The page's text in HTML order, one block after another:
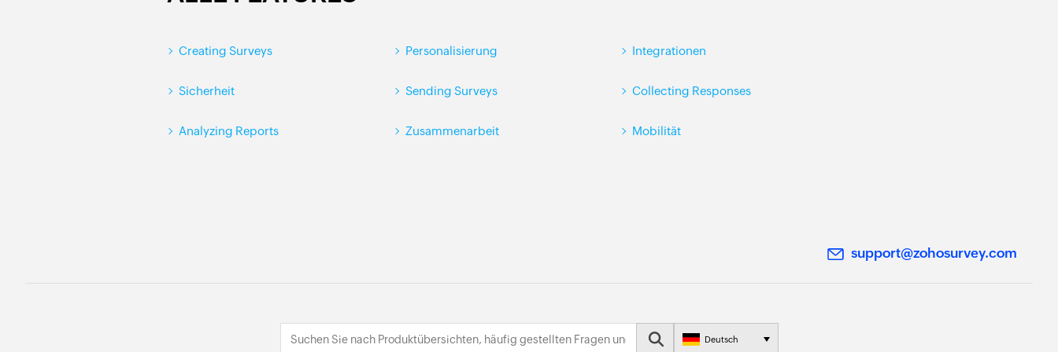
Creating Surveys Personalisierung Integrationen
Sicherheit Sending Surveys Collecting Responses
Analyzing Reports Zusammenarbeit Mobilität
support@zohosurvey.com
Deutsch